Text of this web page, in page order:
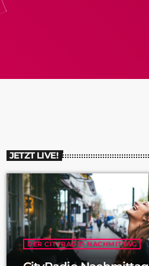
JETZT LIVE!
DER CITYRADIO NACHMITTAG